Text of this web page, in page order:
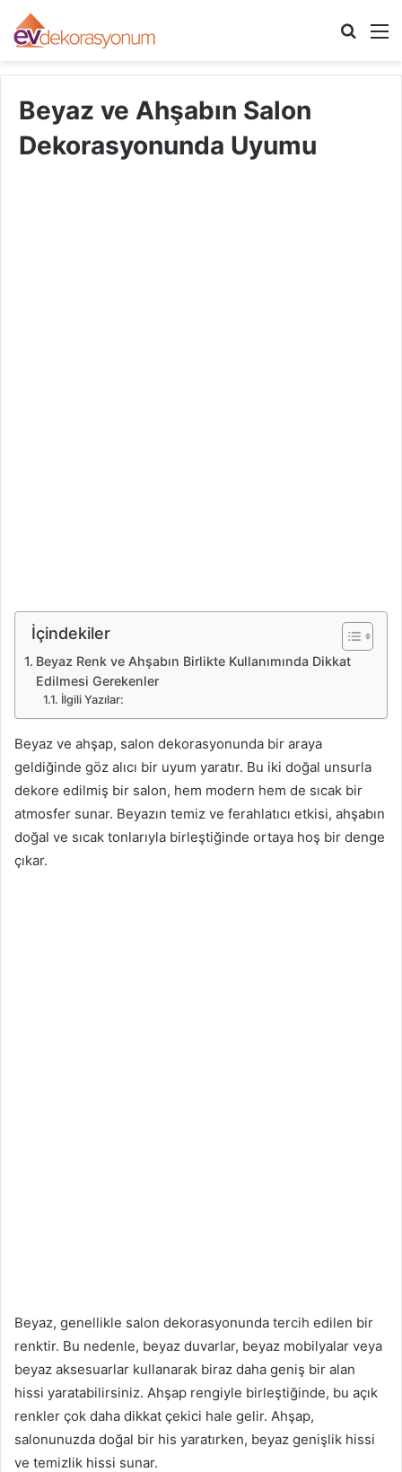
Arama
Beyaz ve Ahşabın Salon
Dekorasyonunda Uyumu
İçindekiler
Beyaz Renk ve Ahşabın Birlikte Kullanımında Dikkat
Edilmesi Gerekenler
İlgili Yazılar:
Beyaz ve ahşap, salon dekorasyonunda bir araya
geldiğinde göz alıcı bir uyum yaratır. Bu iki doğal unsurla
dekore edilmiş bir salon, hem modern hem de sıcak bir
atmosfer sunar. Beyazın temiz ve ferahlatıcı etkisi, ahşabın
doğal ve sıcak tonlarıyla birleştiğinde ortaya hoş bir denge
çıkar.
Beyaz, genellikle salon dekorasyonunda tercih edilen bir
renktir. Bu nedenle, beyaz duvarlar, beyaz mobilyalar veya
beyaz aksesuarlar kullanarak biraz daha geniş bir alan
hissi yaratabilirsiniz. Ahşap rengiyle birleştiğinde, bu açık
renkler çok daha dikkat çekici hale gelir. Ahşap,
salonunuzda doğal bir his yaratırken, beyaz genişlik hissi
ve temizlik hissi sunar.